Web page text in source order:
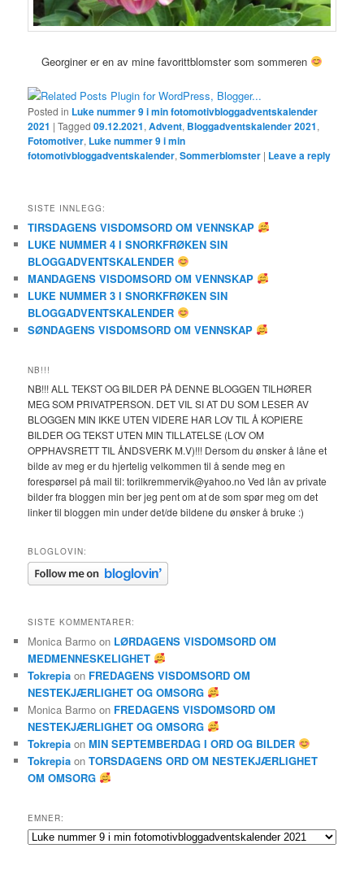
Georginer er en av mine favorittblomster som sommeren
Posted in Luke nummer 9 i min fotomotivbloggadventskalender
2021 |Tagged 09.12.2021,Advent, Bloggadventskalender 2021,
Fotomotiver, Luke nummer 9 i min
fotomotivbloggadventskalender,Sommerblomster | Leave a reply
SISTE INNLEGG:
TIRSDAGENS VISDOMSORD OM VENNSKAP
LUKE NUMMER 4 I SNORKFRØKEN SIN
BLOGGADVENTSKALENDER
MANDAGENS VISDOMSORD OM VENNSKAP
LUKE NUMMER 3 I SNORKFRØKEN SIN
BLOGGADVENTSKALENDER
SØNDAGENS VISDOMSORD OM VENNSKAP
NB!!!
NB!!! ALL TEKST OG BILDER PÅ DENNE BLOGGEN TILHØRER
MEG SOM PRIVATPERSON. DET VIL SI AT DU SOM LESER AV
BLOGGEN MIN IKKE UTEN VIDERE HAR LOV TIL Å KOPIERE
BILDER OG TEKST UTEN MIN TILLATELSE (LOV OM
OPPHAVSRETT TIL ÅNDSVERK M.V)!!! Dersom du ønsker å låne et
bilde av meg er du hjertelig velkommen til å sende meg en
forespørsel på mail til: torilkremmervik@yahoo.no Ved lån av private
bilder fra bloggen min ber jeg pent om at de som spør meg om det
linker til bloggen min under det/de bildene du ønsker å bruke :)
BLOGLOVIN:
SISTE KOMMENTARER:
Monica Barmo on LØRDAGENS VISDOMSORD OM
MEDMENNESKELIGHET
Tokrepia on FREDAGENS VISDOMSORD OM
NESTEKJÆRLIGHET OG OMSORG
Monica Barmo on FREDAGENS VISDOMSORD OM
NESTEKJÆRLIGHET OG OMSORG
Tokrepia onMIN SEPTEMBERDAG I ORD OG BILDER
Tokrepia onTORSDAGENS ORD OM NESTEKJÆRLIGHET
OM OMSORG
EMNER:
Emner: